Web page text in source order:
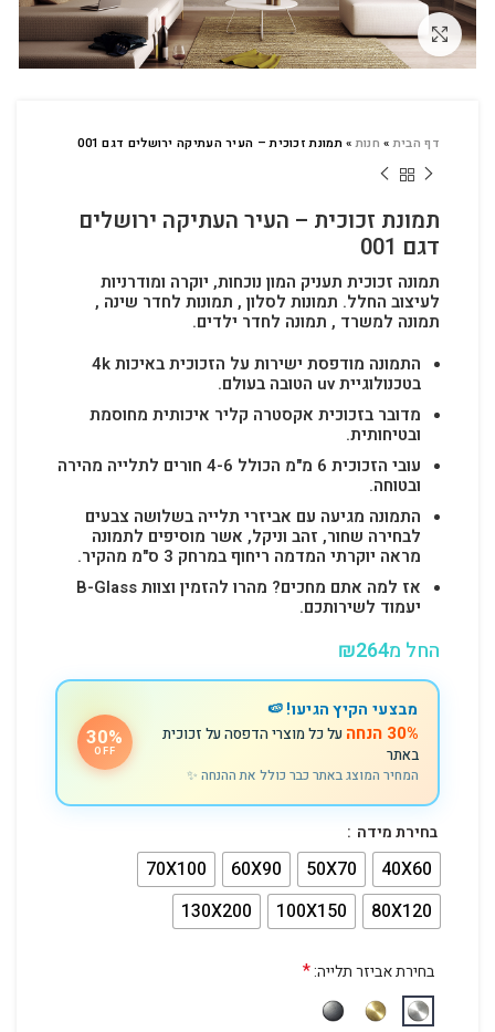
לחץ להגדלה
דף הבית» חנות»תמונת זכוכית – העיר העתיקה ירושלים דגם 001
תמונת זכוכית – העיר העתיקה ירושלים
דגם 001
תמונה זכוכית תעניק המון נוכחות, יוקרה ומודרניות
לעיצוב החלל. תמונות לסלון , תמונות לחדר שינה ,
תמונה למשרד , תמונה לחדר ילדים.
התמונה מודפסת ישירות על הזכוכית באיכות 4k
בטכנולוגיית uv הטובה בעולם.
מדובר בזכוכית אקסטרה קליר איכותית מחוסמת
ובטיחותית.
עובי הזכוכית 6 מ"מ הכולל 4-6 חורים לתלייה מהירה
ובטוחה.
התמונה מגיעה עם אביזרי תלייה בשלושה צבעים
לבחירה שחור, זהב וניקל, אשר מוסיפים לתמונה
מראה יוקרתי המדמה ריחוף במרחק 3 ס"מ מהקיר.
אז למה אתם מחכים? מהרו להזמין וצוות B-Glass
יעמוד לשירותכם.
החל מ ₪264
מבצעי הקיץ הגיעו! 🍉
30% הנחה
על כל מוצרי הדפסה על זכוכית
באתר
המחיר המוצג באתר כבר כולל את ההנחה ✨
30%
OFF
בחירת מידה
40X60
50X70
60X90
70X100
80X120
100X150
130X200
בחירת אביזר תלייה:*